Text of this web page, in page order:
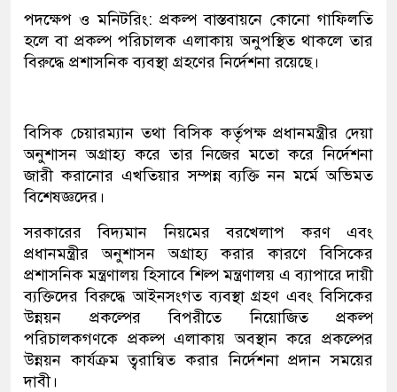
পদক্ষেপ ও মনিটরিং: প্রকল্প বাস্তবায়নে কোনো গাফিলতি
হলে বা প্রকল্প পরিচালক এলাকায় অনুপস্থিত থাকলে তার
বিরুদ্ধে প্রশাসনিক ব্যবস্থা গ্রহণের নির্দেশনা রয়েছে।
বিসিক চেয়ারম্যান তথা বিসিক কর্তৃপক্ষ প্রধানমন্ত্রীর দেয়া
অনুশাসন অগ্রাহ্য করে তার নিজের মতো করে নির্দেশনা
জারী করানোর এখতিয়ার সম্পন্ন ব্যক্তি নন মর্মে অভিমত
বিশেষজ্ঞদের।
সরকারের বিদ্যমান নিয়মের বরখেলাপ করণ এবং
প্রধানমন্ত্রীর অনুশাসন অগ্রাহ্য করার কারণে বিসিকের
প্রশাসনিক মন্ত্রণালয় হিসাবে শিল্প মন্ত্রণালয় এ ব্যাপারে দায়ী
ব্যক্তিদের বিরুদ্ধে আইনসংগত ব্যবস্থা গ্রহণ এবং বিসিকের
উন্নয়ন প্রকল্পের বিপরীতে নিয়োজিত প্রকল্প
পরিচালকগণকে প্রকল্প এলাকায় অবস্থান করে প্রকল্পের
উন্নয়ন কার্যক্রম ত্বরান্বিত করার নির্দেশনা প্রদান সময়ের
দাবী।